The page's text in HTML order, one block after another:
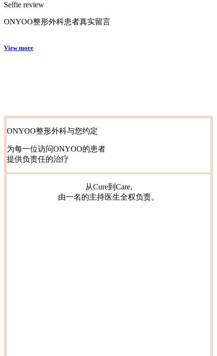
Selfie review
ONYOO整形外科患者真实留言
View more
ONYOO整形外科与您约定
为每一位访问ONYOO的患者
提供负责任的治疗
从Cure到Care,
由一名的主持医生全权负责。